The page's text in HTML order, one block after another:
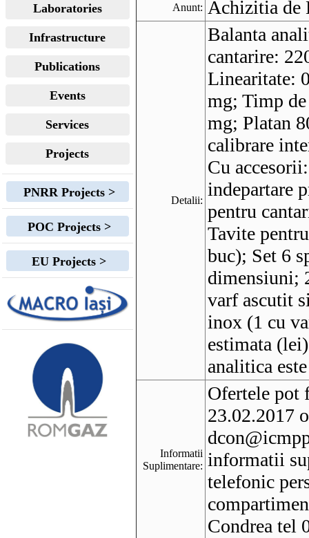
Laboratories
Infrastructure
Publications
Events
Services
Projects
PNRR Projects >
POC Projects >
EU Projects >
Anunt: Achizitia de
Detalii:
Balanta
cantarire:
Linearitate:
mg; Timp
mg; Platan
calibrare
Cu
indepartare
pentru
Tavite
buc); Set 6
dimensiuni;
varf ascutit
inox (1 cu
estimata
analitica
Informatii
Suplimentare:
Ofertele pot
23.02.2017
informatii
telefonic
Condrea tel